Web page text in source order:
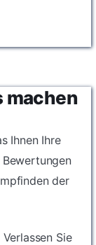
machen
Ihnen Ihre
der
Sie